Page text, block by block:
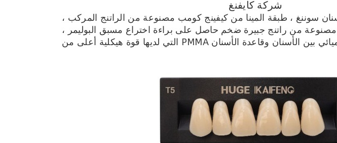
شركة كايفنغ
سوننغ ، طبقة المينا من كيفينج كومب مصنوعة من الراتنج المركب ،
من راتنج جبيرة ضخم حاصل على براءة اختراع مسبق البوليمر ،